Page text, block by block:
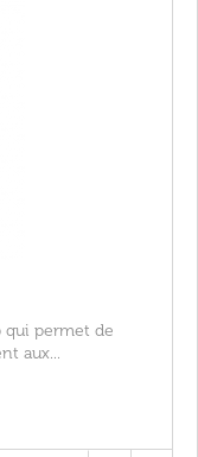
qui permet de
aux...